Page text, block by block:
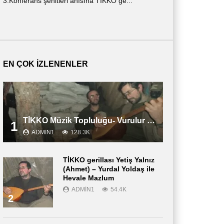
EN ÇOK İZLENENLER
1 TİKKO Müzik Topluluğu- Vurulur Vali
ADMIN1 128.3K
2
TİKKO gerillası Yetiş Yalnız
(Ahmet) – Yurdal Yoldaş ile
Hevale Mazlum
ADMIN1 54.4K